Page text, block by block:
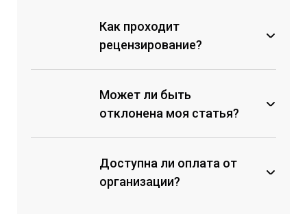
с помощью перевода на карту
Сбербанка;
Как проходит
рецензирование?
Может ли быть
отклонена моя статья?
Коллектив авторов не внес
организационный взнос;
Доступна ли оплата от
организации?